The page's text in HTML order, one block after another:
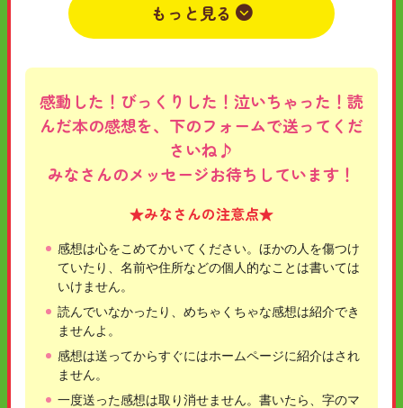
2023年11月05日 小学5年
ホリデー快速おくたま/HolideyRapidOkutama 北国の人
もっと見る
感動した！びっくりした！泣いちゃった！読
んだ本の感想を、下のフォームで送ってくだ
さいね♪
みなさんのメッセージお待ちしています！
★みなさんの注意点★
感想は心をこめてかいてください。ほかの人を傷つけ
ていたり、名前や住所などの個人的なことは書いては
いけません。
読んでいなかったり、めちゃくちゃな感想は紹介でき
ませんよ。
感想は送ってからすぐにはホームページに紹介はされ
ません。
一度送った感想は取り消せません。書いたら、字のマ